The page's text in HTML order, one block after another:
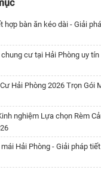
hợp bàn ăn kéo dài - Giải
cư tại Hải Phòng uy
Hải Phòng 2026 Trọn Gói
nghiệm Lựa chọn Rèm
Hải Phòng - Giải pháp